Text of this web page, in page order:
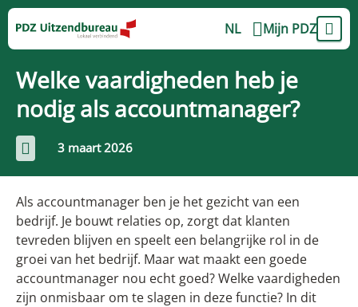
NL Mijn PDZ
Welke vaardigheden heb je
nodig als accountmanager?
3 maart 2026
Als accountmanager ben je het gezicht van een
bedrijf. Je bouwt relaties op, zorgt dat klanten
tevreden blijven en speelt een belangrijke rol in de
groei van het bedrijf. Maar wat maakt een goede
accountmanager nou echt goed? Welke vaardigheden
zijn onmisbaar om te slagen in deze functie? In dit